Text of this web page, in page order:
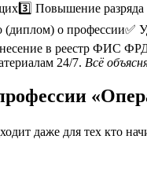
Повышение
о профессии✅
в реестр ФИС
24/7. Всё
даже для тех кто